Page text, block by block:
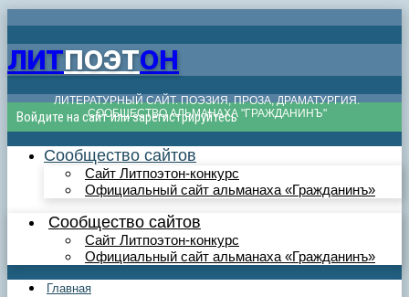
ЛИТПОЭТОН
ЛИТЕРАТУРНЫЙ САЙТ. ПОЭЗИЯ, ПРОЗА, ДРАМАТУРГИЯ.
СООБЩЕСТВО АЛЬМАНАХА "ГРАЖДАНИНЪ"
Войдите на сайт или зарегистрируйтесь
Сообщество сайтов
Сайт Литпоэтон-конкурс
Официальный сайт альманаха «Гражданинъ»
Сообщество сайтов
Сайт Литпоэтон-конкурс
Официальный сайт альманаха «Гражданинъ»
Главная